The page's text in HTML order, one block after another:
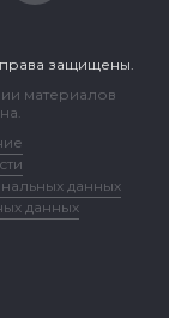
защищены.
материалов
данных
данных